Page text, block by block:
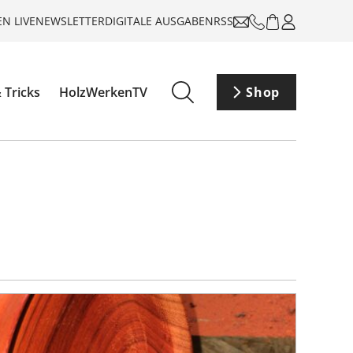
LIVENEWSLETTERDIGITALE AUSGABENRSS
Tricks HolzWerkenTV Shop